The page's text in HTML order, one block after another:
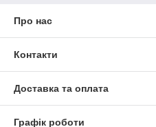
Про нас
Контакти
Доставка та оплата
Графік роботи